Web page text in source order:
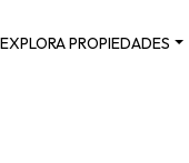
EXPLORA PROPIEDADES